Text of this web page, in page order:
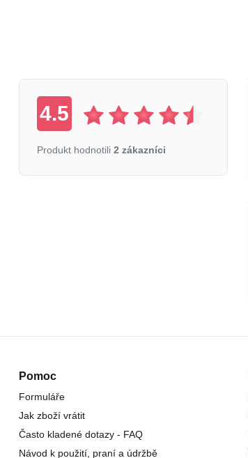
4.5
Produkt hodnotili 2 zákazníci
Pomoc
Formuláře
Jak zboží vrátit
Často kladené dotazy - FAQ
Návod k použití, praní a údržbě